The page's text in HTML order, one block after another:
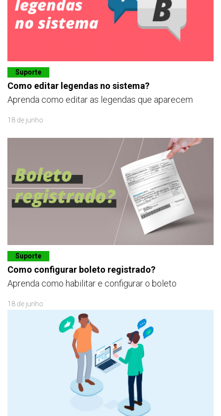
Suporte
Como editar legendas no sistema?
Aprenda como editar as legendas que aparecem
18 de junho
Suporte
Como configurar boleto registrado?
Aprenda como habilitar e configurar o boleto
18 de junho